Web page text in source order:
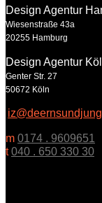
Design Agentur
Wiesenstraße 43a
20255 Hamburg
Design Agentur
Genter Str. 27
50672 Köln
m 0174 . 9609651
t 040 . 650 330 30